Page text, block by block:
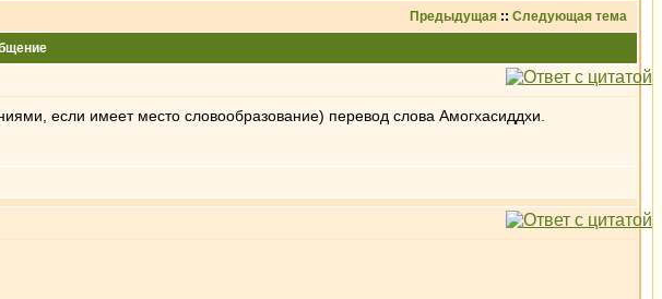
Предыдущая :: Следующая тема
если имеет место словообразование) перевод слова Амогхасиддхи.